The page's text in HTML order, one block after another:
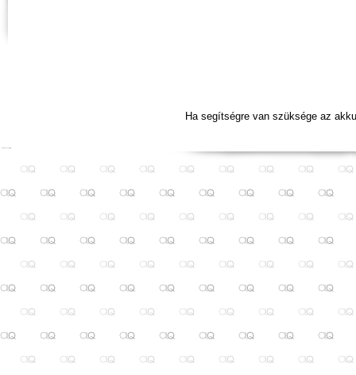
Ha segítségre van szüksége az